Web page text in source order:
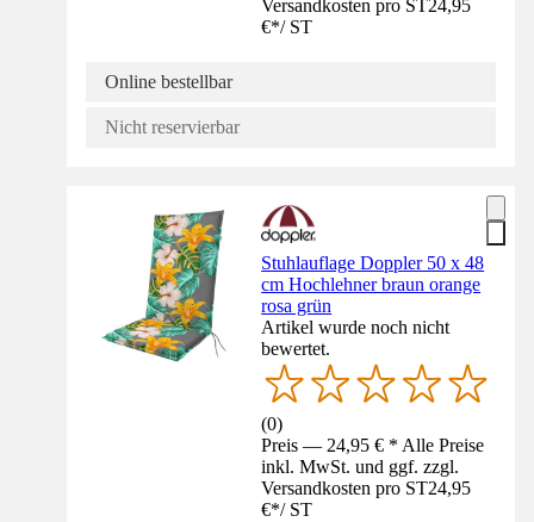
Versandkosten pro ST24,95
€*/ ST
Online bestellbar
Nicht reservierbar
Stuhlauflage Doppler 50 x 48
cm Hochlehner braun orange
rosa grün
Artikel wurde noch nicht
bewertet.
(0)
Preis — 24,95 € * Alle Preise
inkl. MwSt. und ggf. zzgl.
Versandkosten pro ST24,95
€*/ ST